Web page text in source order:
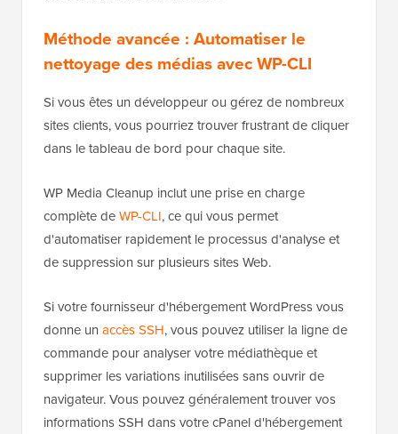
Méthode avancée : Automatiser le
nettoyage des médias avec WP-CLI
Si vous êtes un développeur ou gérez de nombreux
sites clients, vous pourriez trouver frustrant de cliquer
dans le tableau de bord pour chaque site.
WP Media Cleanup inclut une prise en charge
complète deWP-CLI, ce qui vous permet
d'automatiser rapidement le processus d'analyse et
de suppression sur plusieurs sites Web.
Si votre fournisseur d'hébergement WordPress vous
donne un accès SSH, vous pouvez utiliser la ligne de
commande pour analyser votre médiathèque et
supprimer les variations inutilisées sans ouvrir de
navigateur. Vous pouvez généralement trouver vos
informations SSH dans votre cPanel d'hébergement